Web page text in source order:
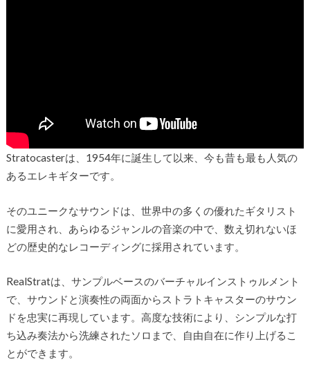
Stratocasterは、1954年に誕生して以来、今も昔も最も人気の
あるエレキギターです。
そのユニークなサウンドは、世界中の多くの優れたギタリスト
に愛用され、あらゆるジャンルの音楽の中で、数え切れないほ
どの歴史的なレコーディングに採用されています。
RealStratは、サンプルベースのバーチャルインストゥルメント
で、サウンドと演奏性の両面からストラトキャスターのサウン
ドを忠実に再現しています。高度な技術により、シンプルな打
ち込み奏法から洗練されたソロまで、自由自在に作り上げるこ
とができます。